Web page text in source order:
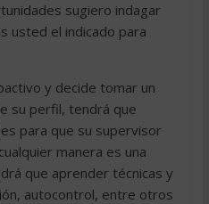
sugiero indagar
usted el indicado para
y decide tomar un
su perfil, tendrá que
para que su supervisor
manera es una
que aprender técnicas y
autocontrol, entre otros